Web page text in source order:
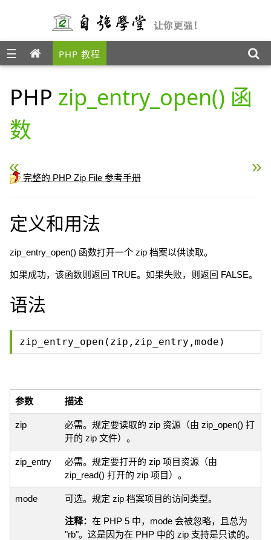
☰ PHP 教程
PHP zip_entry_open() 函
数
« PHP zip_entry_name() 函数PHP zip_entry_read()
完整的 PHP Zip File 参考手册
定义和用法
zip_entry_open() 函数打开一个 zip 档案以供读取。
如果成功，该函数则返回 TRUE。如果失败，则返回 FALSE。
语法
zip_entry_open(zip,zip_entry,mode)
参数 描述
zip
必需。规定要读取的 zip 资源（由 zip_open() 打
开的 zip 文件）。
zip_entry
必需。规定要打开的 zip 项目资源（由
zip_read() 打开的 zip 项目）。
mode 可选。规定 zip 档案项目的访问类型。
注释： 在 PHP 5 中，mode 会被忽略，且总为
"rb"。这是因为在 PHP 中的 zip 支持是只读的。